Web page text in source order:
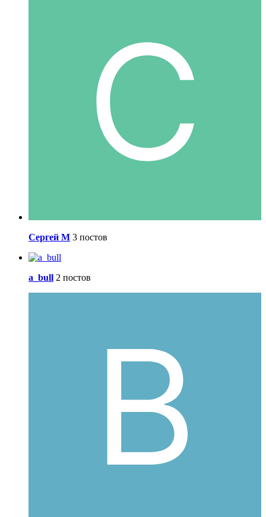
Сергей М 3 постов
a_bull 2 постов